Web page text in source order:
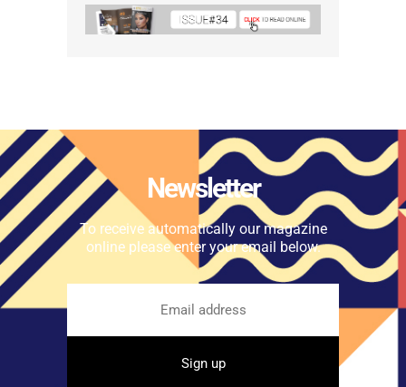
Newsletter
To receive automatically our magazine
online please enter your email below.